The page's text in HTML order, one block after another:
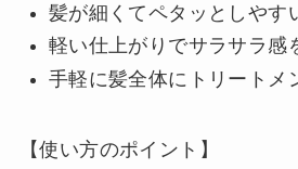
髪が細くてペタッとしやす
軽い仕上がりでサラサラ感
手軽に髪全体にトリートメ
【使い方のポイント】